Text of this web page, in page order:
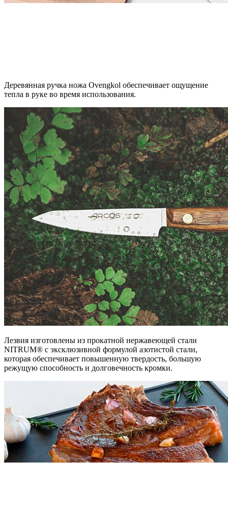
Деревянная ручка ножа Ovengkol обеспечивает ощущение
тепла в руке во время использования.
Лезвия изготовлены из прокатной нержавеющей стали
NITRUM® с эксклюзивной формулой азотистой стали,
которая обеспечивает повышенную твердость, большую
режущую способность и долговечность кромки.